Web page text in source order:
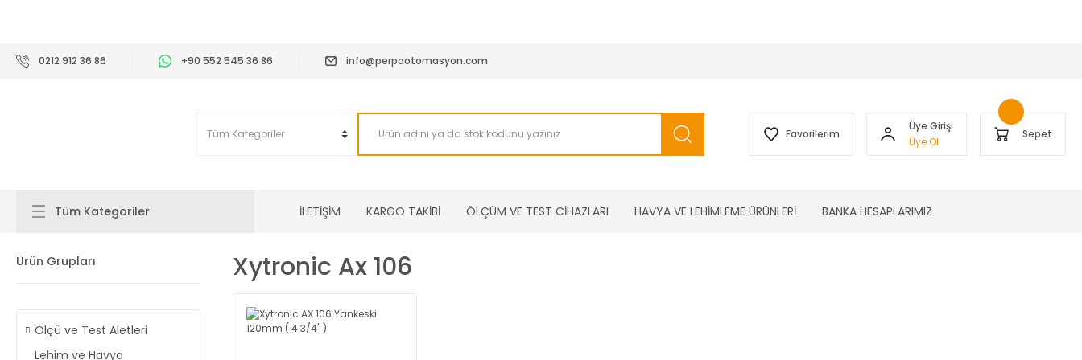
0212 912 36 86 +90 552 545 36 86 info@perpaotomasyon.com
Favorilerim
Üye Girişi
Üye Ol
Sepet
Tüm Kategoriler İLETİŞİM KARGO TAKİBİ ÖLÇÜM VE TEST CİHAZLARI HAVYA VE LEHİMLEME ÜRÜNLERİ BANKA HESAPLARIMIZ
Ürün Grupları
Ölçü ve Test Aletleri
Lehim ve Havya
Xytronic Ax 106